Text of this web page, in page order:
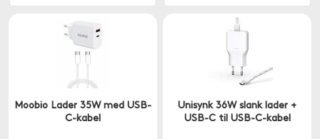
Moobio Lader 35W med USB-
C-kabel
Unisynk 36W slank lader +
USB-C til USB-C-kabel